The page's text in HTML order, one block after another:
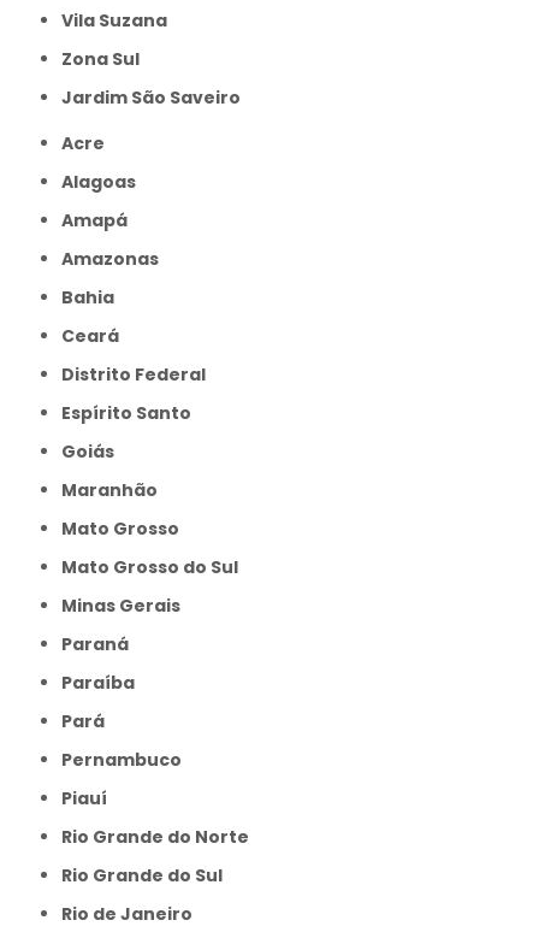
Vila Suzana
Zona Sul
jardim São Saveiro
Acre
Alagoas
Amapá
Amazonas
Bahia
Ceará
Distrito Federal
Espírito Santo
Goiás
Maranhão
Mato Grosso
Mato Grosso do Sul
Minas Gerais
Paraná
Paraíba
Pará
Pernambuco
Piauí
Rio Grande do Norte
Rio Grande do Sul
Rio de Janeiro